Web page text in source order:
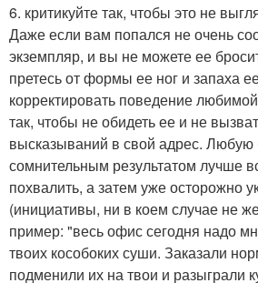
6. критикуйте так, чтобы это не
Даже если вам попался не очень
экземпляр, и вы не можете ее
претесь от формы ее ног и запаха
корректировать поведение
так, чтобы не обидеть ее и не
высказываний в свой адрес. Любую
сомнительным результатом лучше
похвалить, а затем уже осторожно
(инициативы, ни в коем случае не
пример: "весь офис сегодня надо
твоих кособоких суши. Заказали
подменили их на твои и разыграли